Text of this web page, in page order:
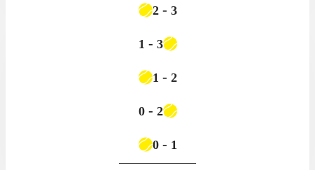
2 - 3
1 - 3
1 - 2
0 - 2
0- 1